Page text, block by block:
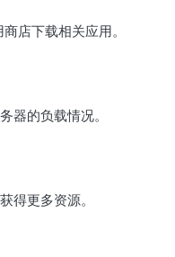
店下载相关应用。
器的负载情况。
得更多资源。